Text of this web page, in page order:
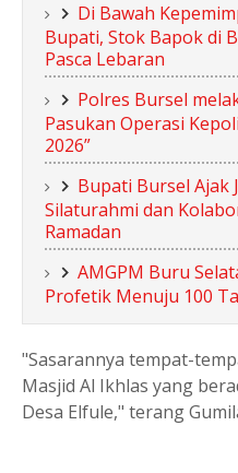
Di Bawah
Bupati, Stok Bapok di
Pasca Lebaran
Polres Bursel
Pasukan Operasi
2026”
Bupati Bursel Ajak
Silaturahmi dan
Ramadan
AMGPM Buru
Profetik Menuju 100
"Sasarannya tempat-
Masjid Al Ikhlas yang
Desa Elfule," terang